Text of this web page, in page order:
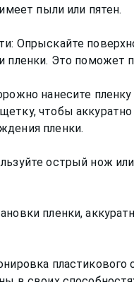
пыли или пятен.
Опрыскайте
пленки. Это поможет
нанесите
чтобы аккуратно
пленки.
острый нож или
пленки,